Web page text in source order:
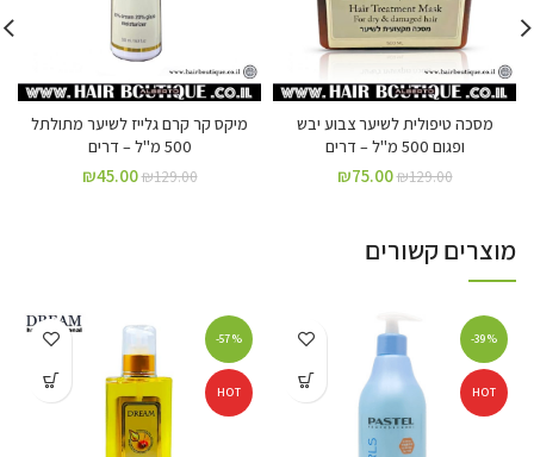
מסכה טיפולית לשיער צבוע יבש
ופגום 500 מ"ל – דרים
₪129.00
₪75.00
מיקס קר קרם גלייז לשיער מתולתל
500 מ"ל – דרים
₪129.00
₪45.00
מוצרים קשורים
-39%
HOT
-57%
HOT